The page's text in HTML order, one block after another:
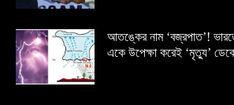
আতঙ্কের নাম ‘বজ্রপাত’!
একে উপেক্ষা করেই ‘মৃত্যু’